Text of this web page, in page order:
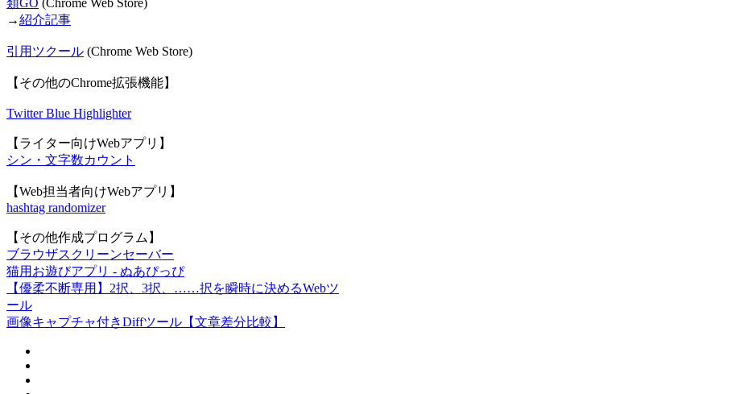
→紹介記事
引用ツクール (Chrome Web Store)
【その他のChrome拡張機能】
Twitter Blue Highlighter
【ライター向けWebアプリ】
シン・文字数カウント
【Web担当者向けWebアプリ】
hashtag randomizer
【その他作成プログラム】
ブラウザスクリーンセーバー
猫用お遊びアプリ - ぬあぴっぴ
【優柔不断専用】2択、3択、……択を瞬時に決めるWebツ
ール
画像キャプチャ付きDiffツール【文章差分比較】